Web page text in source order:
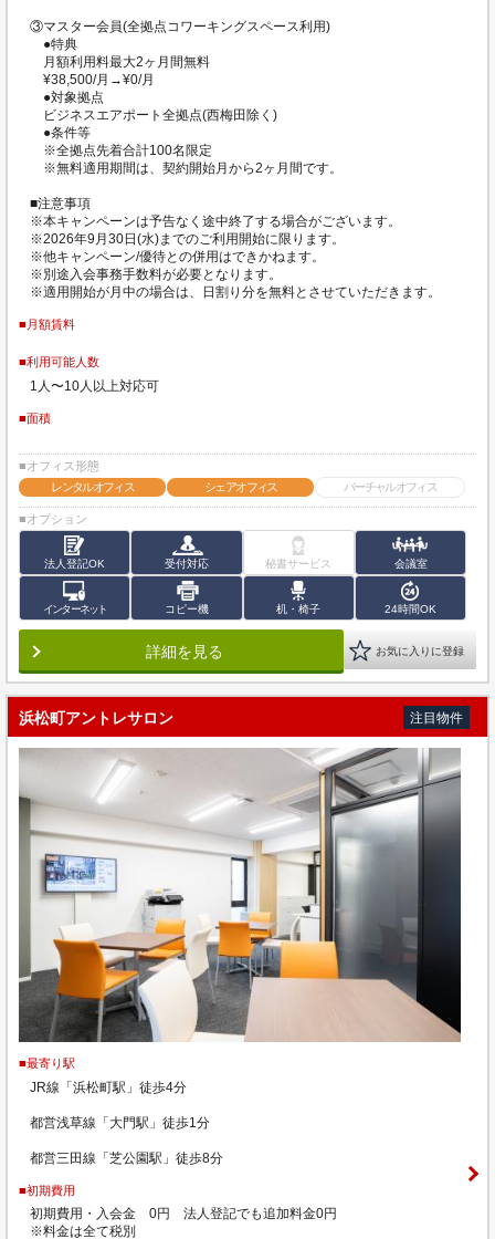
③マスター会員(全拠点コワーキングスペース利用)
●特典
月額利用料最大2ヶ月間無料
¥38,500/月→¥0/月
●対象拠点
ビジネスエアポート全拠点(西梅田除く)
●条件等
※全拠点先着合計100名限定
※無料適用期間は、契約開始月から2ヶ月間です。
■注意事項
※本キャンペーンは予告なく途中終了する場合がございます。
※2026年9月30日(水)までのご利用開始に限ります。
※他キャンペーン/優待との併用はできかねます。
※別途入会事務手数料が必要となります。
※適用開始が月中の場合は、日割り分を無料とさせていただきます。
■月額賃料
■利用可能人数
1人〜10人以上対応可
■面積
■オフィス形態
レンタルオフィス
シェアオフィス バーチャルオフィス
■オプション
法人登記OK 受付対応 秘書サービス 会議室
インターネット コピー機 机・椅子 24時間OK
詳細を見る お気に入りに登録
浜松町アントレサロン 注目物件
■最寄り駅
JR線「浜松町駅」徒歩4分
都営浅草線「大門駅」徒歩1分
都営三田線「芝公園駅」徒歩8分
■初期費用
初期費用・入会金 0円 法人登記でも追加料金0円
※料金は全て税別